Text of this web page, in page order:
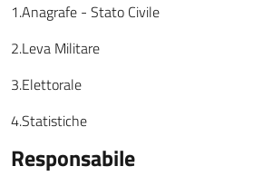
1.Anagrafe - Stato Civile
2.Leva Militare
3.Elettorale
4.Statistiche
Responsabile